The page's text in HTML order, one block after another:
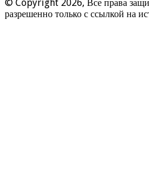
© Copyright 2026, Все права
разрешенно только с ссылкой на